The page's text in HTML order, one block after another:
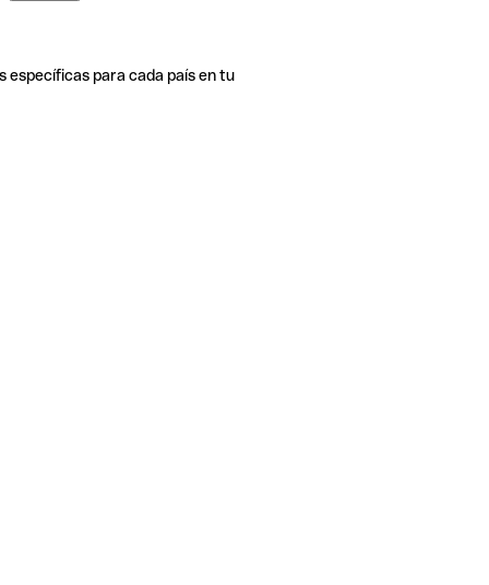
específicas para cada país en tu